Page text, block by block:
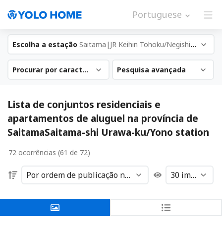
Portuguese
Escolha a estação Saitama|JR Keihin Tohoku/Negishi line
Procurar por característica Pesquisa avançada
Lista de conjuntos residenciais e
apartamentos de aluguel na província de
SaitamaSaitama-shi Urawa-ku/Yono station
72 ocorrências (61 de 72)